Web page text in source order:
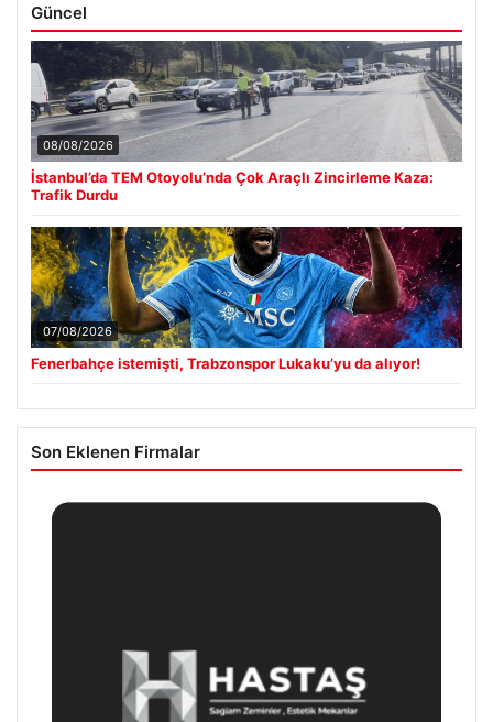
Güncel
08/08/2026
İstanbul’da TEM Otoyolu’nda Çok Araçlı Zincirleme Kaza:
Trafik Durdu
07/08/2026
Fenerbahçe istemişti, Trabzonspor Lukaku’yu da alıyor!
Son Eklenen Firmalar